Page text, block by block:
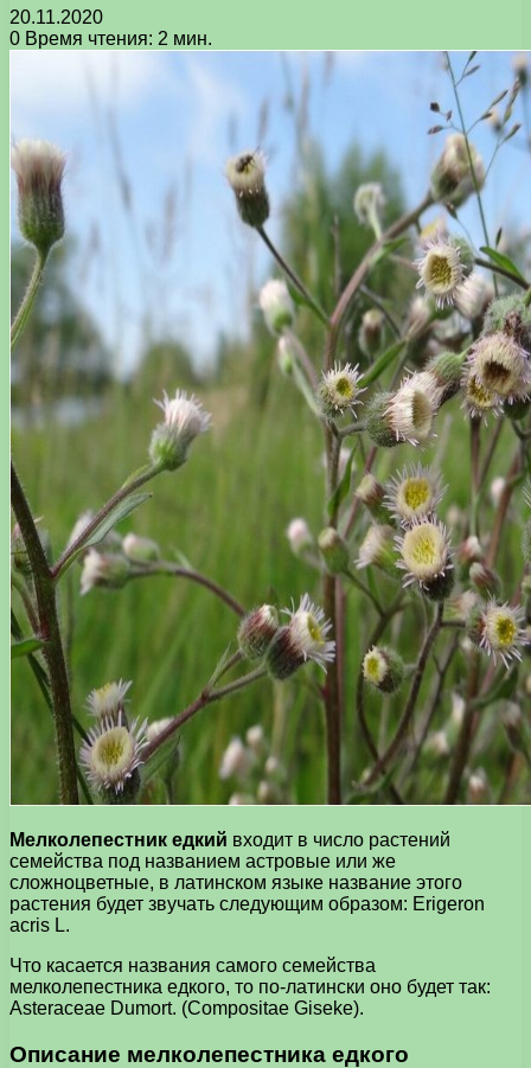
20.11.2020
0 Время чтения: 2 мин.
Мелколепестник едкий входит в число растений
семейства под названием астровые или же
сложноцветные, в латинском языке название этого
растения будет звучать следующим образом: Erigeron
acris L.
Что касается названия самого семейства
мелколепестника едкого, то по-латински оно будет так:
Asteraceae Dumort. (Compositae Giseke).
Описание мелколепестника едкого